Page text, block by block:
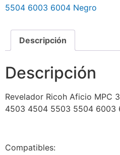
5504 6003 6004 Negro
Descripción
Descripción
Revelador Ricoh Aficio MPC
4503 4504 5503 5504 6003
Compatibles: